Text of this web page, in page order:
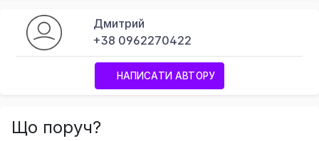
Дмитрий
+38 0962270422
НАПИСАТИ АВТОРУ
Що поруч?